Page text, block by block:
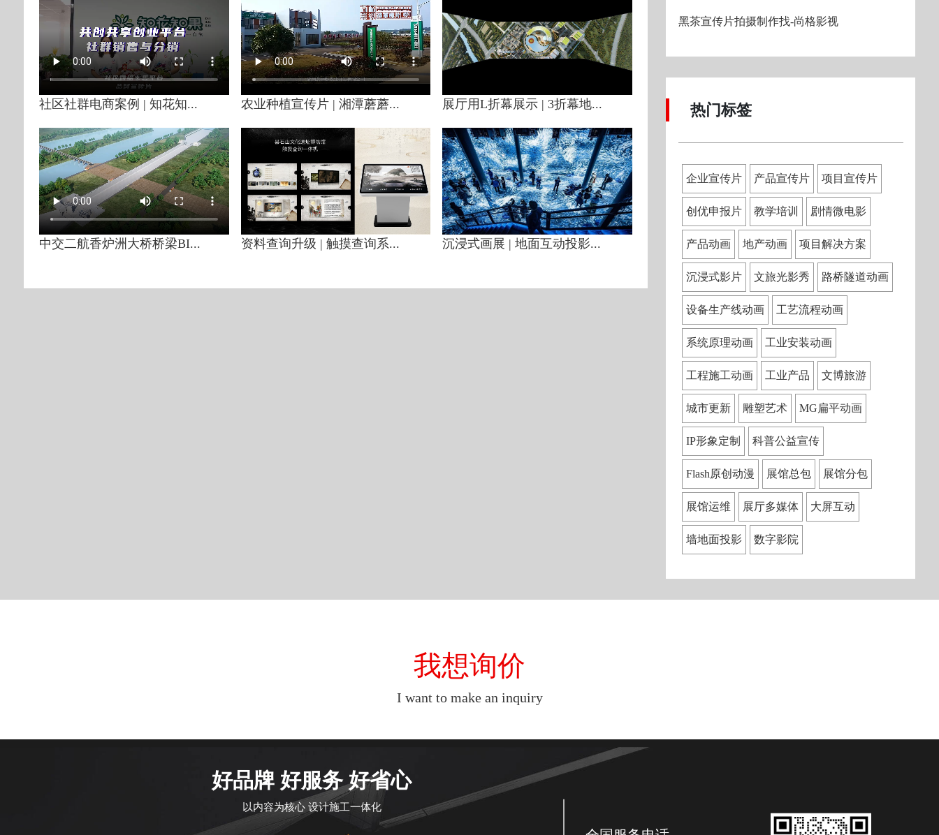
社区社群电商案例 | 知花知... 农业种植宣传片 | 湘潭蘑蘑... 展厅用L折幕展示 | 3折幕地...
中交二航香炉洲大桥桥梁BI... 资料查询升级 | 触摸查询系... 沉浸式画展 | 地面互动投影...
黑茶宣传片拍摄制作找-尚格影视
热门标签
企业宣传片 产品宣传片 项目宣传片
创优申报片 教学培训 剧情微电影
产品动画 地产动画 项目解决方案
沉浸式影片 文旅光影秀 路桥隧道动画
设备生产线动画 工艺流程动画
系统原理动画 工业安装动画
工程施工动画 工业产品 文博旅游
城市更新 雕塑艺术 MG扁平动画
IP形象定制 科普公益宣传
Flash原创动漫 展馆总包 展馆分包
展馆运维 展厅多媒体 大屏互动
墙地面投影 数字影院
我想询价
I want to make an inquiry
好品牌 好服务 好省心
以内容为核心 设计施工一体化